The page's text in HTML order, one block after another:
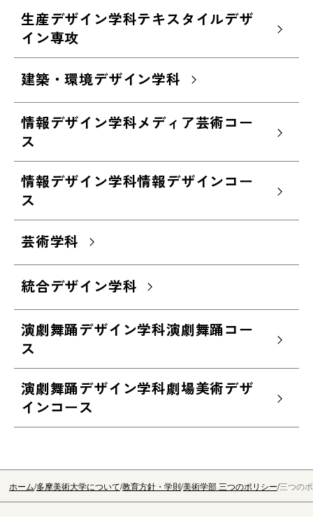
生産デザイン学科テキスタイルデザ
イン専攻
建築・環境デザイン学科
情報デザイン学科メディア芸術コー
ス
情報デザイン学科情報デザインコー
ス
芸術学科
統合デザイン学科
演劇舞踊デザイン学科演劇舞踊コー
ス
演劇舞踊デザイン学科劇場美術デザ
インコース
ホーム 多摩美術大学について 教育方針・学則美術学部 三つのポリシー 三つの